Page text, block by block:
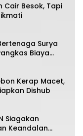
Cair Besok, Tapi
Surya
Biaya
Kerap Macet,
Dishub
Siagakan
Keandalan